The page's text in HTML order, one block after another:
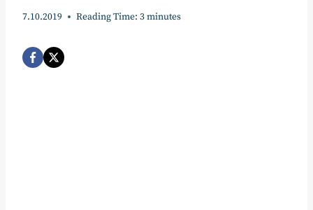
7.10.2019 Reading Time: 3minutes